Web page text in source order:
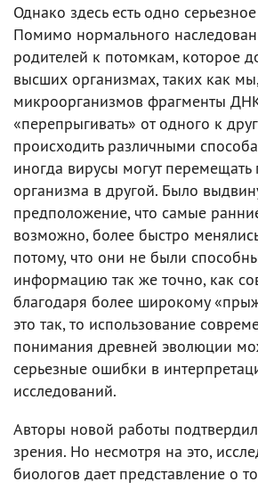
Однако здесь есть одно
Помимо нормального
родителей к потомкам, которое
высших организмах, таких как
микроорганизмов фрагменты
«перепрыгивать» от одного к
происходить различными
иногда вирусы могут перемещать
организма в другой. Было
предположение, что самые
возможно, более быстро
потому, что они не были
информацию так же точно, как
благодаря более широкому
это так, то использование
понимания древней эволюции
серьезные ошибки в
исследований.
Авторы новой работы
зрения. Но несмотря на это,
биологов дает представление о